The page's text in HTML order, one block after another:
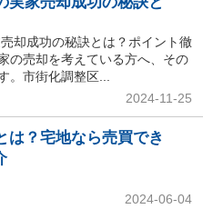
却成功の秘訣とは？ポイント徹
の売却を考えている方へ、その
。市街化調整区...
2024-11-25
は？宅地なら売買でき
2024-06-04